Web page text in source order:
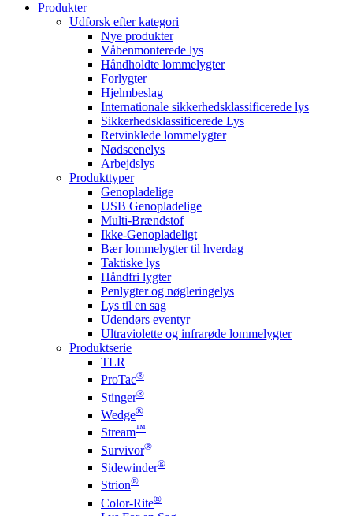
Produkter
Udforsk efter kategori
Nye produkter
Våbenmonterede lys
Håndholdte lommelygter
Forlygter
Hjelmbeslag
Internationale sikkerhedsklassificerede lys
Sikkerhedsklassificerede Lys
Retvinklede lommelygter
Nødscenelys
Arbejdslys
Produkttyper
Genopladelige
USB Genopladelige
Multi-Brændstof
Ikke-Genopladeligt
Bær lommelygter til hverdag
Taktiske lys
Håndfri lygter
Penlygter og nøgleringelys
Lys til en sag
Udendørs eventyr
Ultraviolette og infrarøde lommelygter
Produktserie
TLR
ProTac®
Stinger®
Wedge®
Stream™
Survivor®
Sidewinder®
Strion®
Color-Rite®